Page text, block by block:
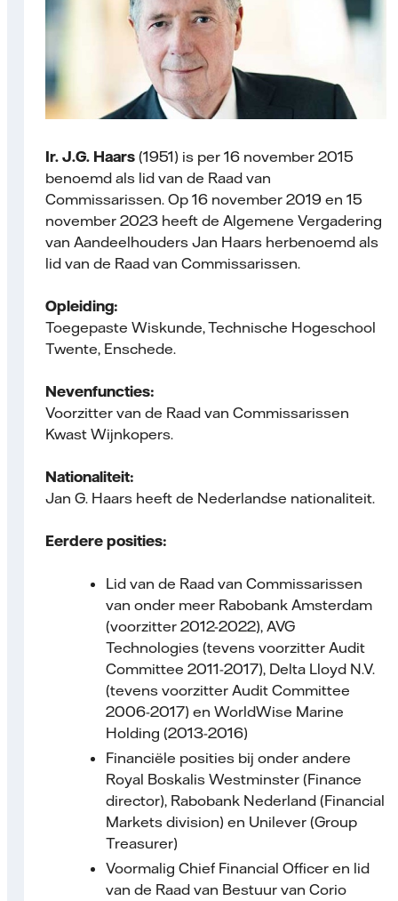
Ir. J.G. Haars(1951) is per 16 november 2015
benoemd als lid van de Raad van
Commissarissen. Op 16 november 2019 en 15
november 2023 heeft de Algemene Vergadering
van Aandeelhouders Jan Haars herbenoemd als
lid van de Raad van Commissarissen.
Opleiding:
Toegepaste Wiskunde, Technische Hogeschool
Twente, Enschede.
Nevenfuncties:
Voorzitter van de Raad van Commissarissen
Kwast Wijnkopers.
Nationaliteit:
Jan G. Haars heeft de Nederlandse nationaliteit.
Eerdere posities:
Lid van de Raad van Commissarissen
van onder meer Rabobank Amsterdam
(voorzitter 2012-2022), AVG
Technologies (tevens voorzitter Audit
Committee 2011-2017), Delta Lloyd N.V.
(tevens voorzitter Audit Committee
2006-2017) en WorldWise Marine
Holding (2013-2016)
Financiële posities bij onder andere
Royal Boskalis Westminster (Finance
director), Rabobank Nederland (Financial
Markets division) en Unilever (Group
Treasurer)
Voormalig Chief Financial Officer en lid
van de Raad van Bestuur van Corio